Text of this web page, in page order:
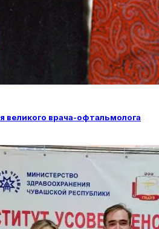
великого врача-офтальмолога